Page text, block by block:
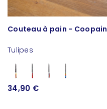
Couteau à pain - Coopain
Tulipes
34,90 €